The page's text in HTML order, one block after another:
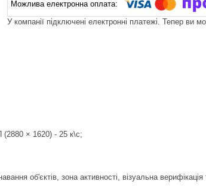
У компанії підключені електронні платежі. Тепер ви
(2880 × 1620) - 25 к\с;
об'єктів, зона активності, візуальна